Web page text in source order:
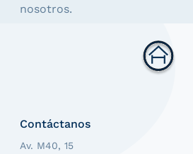
Contáctanos
Av. M40, 15
nosotros.